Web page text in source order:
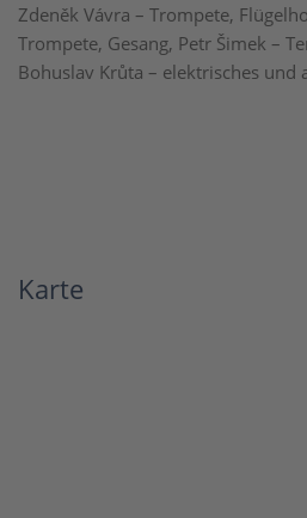
Zdeněk Vávra – Trompete,
Trompete, Gesang, Petr Šimek –
Bohuslav Krůta – elektrisches und
Karte